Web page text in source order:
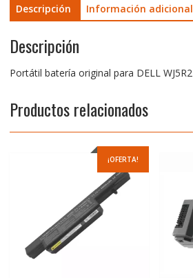
Descripción Información adicional
Descripción
Portátil batería original para DELL WJ5R2
Productos relacionados
¡OFERTA!